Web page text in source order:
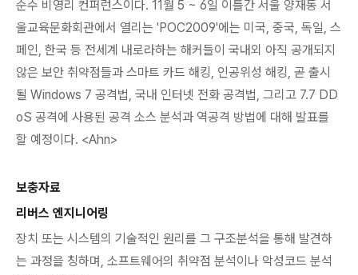
순수 비영리 컨퍼런스이다. 11월 5 ~ 6일 이틀간 서울 양재동 서
울교육문화회관에서 열리는 'POC2009'에는 미국, 중국, 독일, 스
페인, 한국 등 전세계 내로라하는 해커들이 국내외 아직 공개되지
않은 보안 취약점들과 스마트 카드 해킹, 인공위성 해킹, 곧 출시
될 Windows 7 공격법, 국내 인터넷 전화 공격법, 그리고 7.7 DD
oS 공격에 사용된 공격 소스 분석과 역공격 방법에 대해 발표를
할 예정이다. <Ahn>
보충자료
리버스 엔지니어링
장치 또는 시스템의 기술적인 원리를 그 구조분석을 통해 발견하
는 과정을 칭하며, 소프트웨어의 취약점 분석이나 악성코드 분석